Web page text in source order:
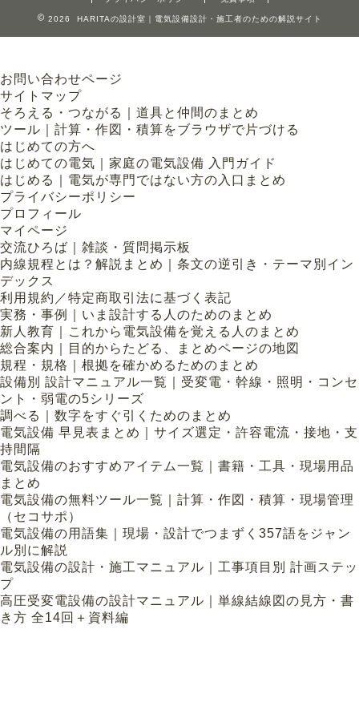
2026 HARITAの設計室｜電気設備設計・施工者のための解説サイト
お問い合わせページ
サイトマップ
そろえる・つながる｜道具と仲間のまとめ
ツール｜計算・作図・積算をブラウザで片づける
はじめての方へ
はじめての電気｜家庭の電気設備 入門ガイド
はじめる｜電気が専門ではない方の入口まとめ
プライバシーポリシー
プロフィール
マイページ
交流ひろば｜雑談・質問掲示板
内線規程とは？解説まとめ｜条文の逆引き・テーマ別イン
デックス
利用規約／特定商取引法に基づく表記
実務・事例｜いま設計する人のためのまとめ
新人教育｜これから電気設備を覚える人のまとめ
総合案内｜目的からたどる、まとめページの地図
規程・規格｜根拠を確かめるためのまとめ
設備別 設計マニュアル一覧｜受変電・幹線・照明・コンセ
ント・弱電の5シリーズ
調べる｜数字をすぐ引くためのまとめ
電気設備 早見表まとめ｜サイズ選定・許容電流・接地・支
持間隔
電気設備のおすすめアイテム一覧｜書籍・工具・現場用品
まとめ
電気設備の無料ツール一覧｜計算・作図・積算・現場管理
（セコサポ）
電気設備の用語集｜現場・設計でつまずく357語をジャン
ル別に解説
電気設備の設計・施工マニュアル｜工事項目別 計画ステッ
プ
高圧受変電設備の設計マニュアル｜単線結線図の見方・書
き方 全14回＋資料編